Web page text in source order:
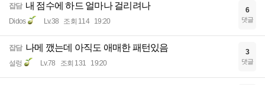
잡담 내 점수에 하드 얼마나 걸리려나
Didos Lv.38 조회 114 19:20
6
댓글
잡담 나메 깼는데 아직도 애매한 패턴있음
설렁 Lv.78 조회 131 19:20
3
댓글